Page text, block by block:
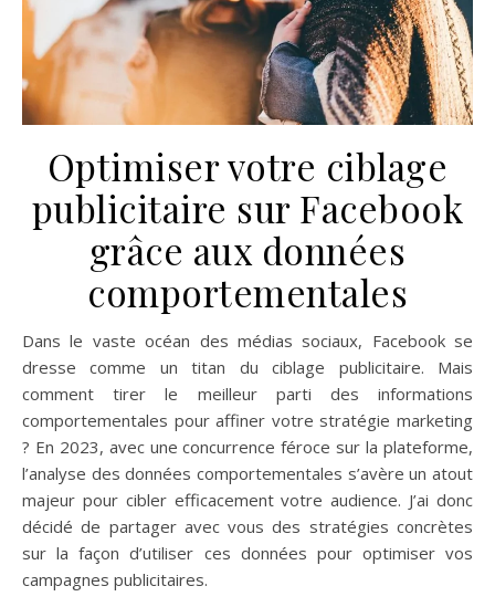
Optimiser votre ciblage
publicitaire sur Facebook
grâce aux données
comportementales
Dans le vaste océan des médias sociaux, Facebook se
dresse comme un titan du ciblage publicitaire. Mais
comment tirer le meilleur parti des informations
comportementales pour affiner votre stratégie marketing
? En 2023, avec une concurrence féroce sur la plateforme,
l’analyse des données comportementales s’avère un atout
majeur pour cibler efficacement votre audience. J’ai donc
décidé de partager avec vous des stratégies concrètes
sur la façon d’utiliser ces données pour optimiser vos
campagnes publicitaires.